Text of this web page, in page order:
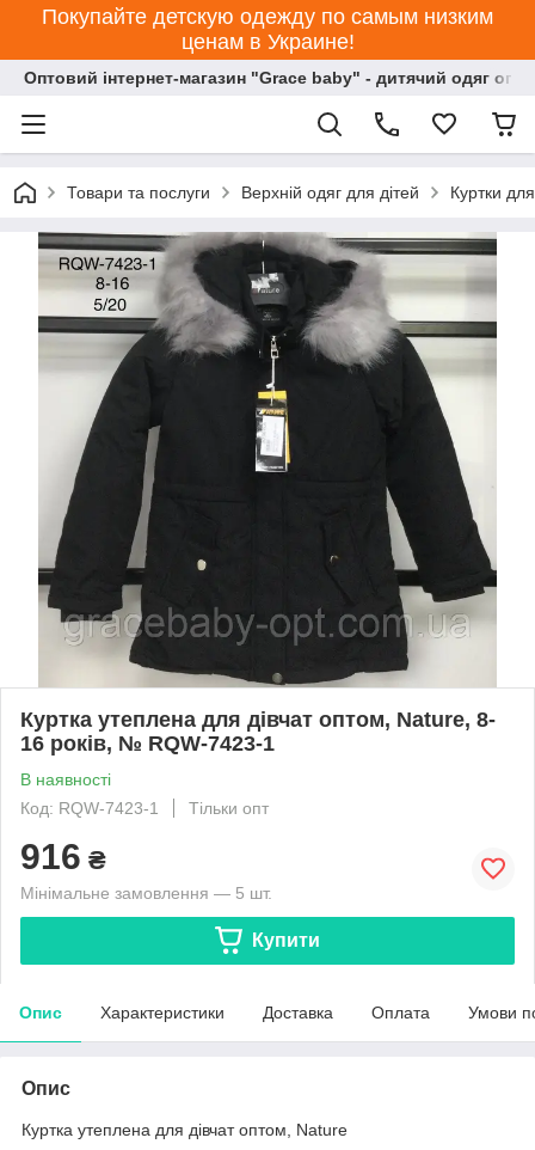
Покупайте детскую одежду по самым низким
ценам в Украине!
Оптовий інтернет-магазин "Grace baby" - дитячий одяг
Товари та послуги Верхній одяг для дітей Куртки для
Куртка утеплена для дівчат оптом, Nature, 8-
16 років, № RQW-7423-1
В наявності
Код: RQW-7423-1
Тільки опт
916 ₴
Мінімальне замовлення — 5 шт.
Купити
Опис Характеристики Доставка Оплата Умови
Опис
Куртка утеплена для дівчат оптом, Nature